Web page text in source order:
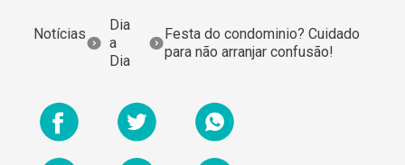
Notícias
Dia
a
Dia
Festa do condominio? Cuidado
para não arranjar confusão!